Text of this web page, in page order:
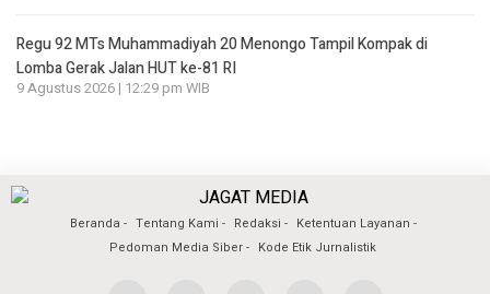
Regu 92 MTs Muhammadiyah 20 Menongo Tampil Kompak di
Lomba Gerak Jalan HUT ke-81 RI
9 Agustus 2026 | 12:29 pm WIB
Beranda Tentang Kami Redaksi
Ketentuan Layanan
Pedoman Media Siber
Kode Etik Jurnalistik